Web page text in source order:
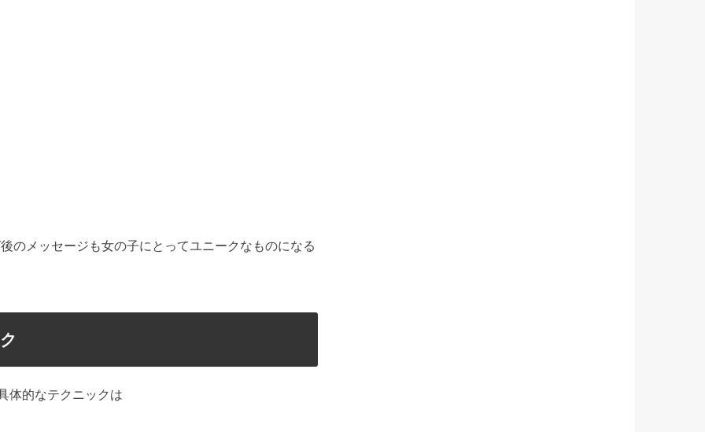
のメッセージも女の子にとってユニークなものになる
体的なテクニックは